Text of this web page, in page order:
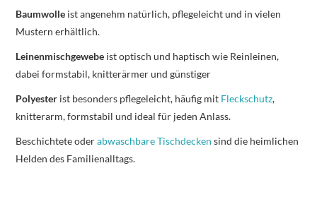
Baumwolle ist angenehm natürlich, pflegeleicht und in vielen
Mustern erhältlich.
Leinenmischgewebe ist optisch und haptisch wie Reinleinen,
dabei formstabil, knitterärmer und günstiger
Polyester ist besonders pflegeleicht, häufig mit Fleckschutz,
knitterarm, formstabil und ideal für jeden Anlass.
Beschichtete oderabwaschbare Tischdecken sind die heimlichen
Helden des Familienalltags.